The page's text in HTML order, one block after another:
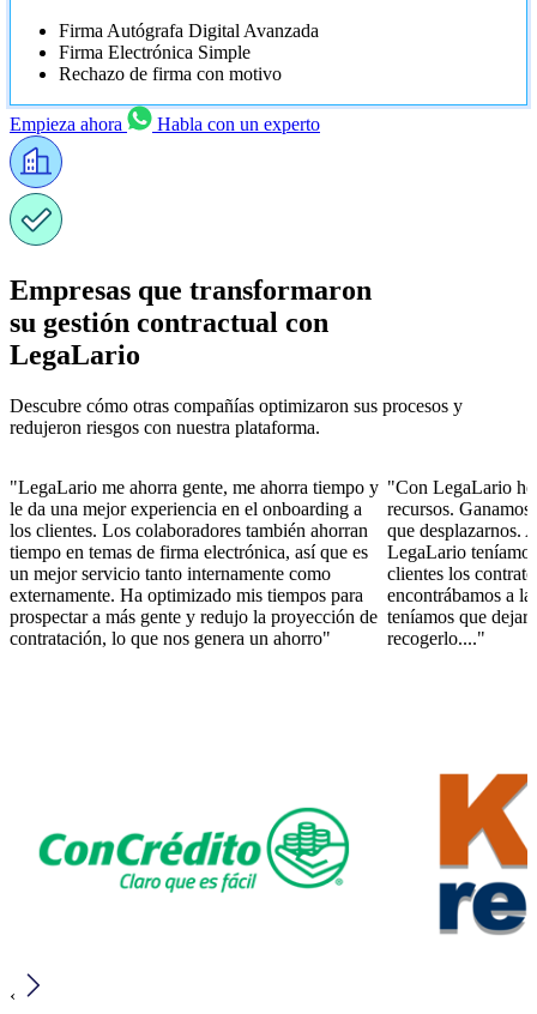
Firma Autógrafa Digital Avanzada
Firma Electrónica Simple
Rechazo de firma con motivo
Empieza ahora Habla con un experto
Empresas que transformaron
su gestión contractual con
LegaLario
Descubre cómo otras compañías optimizaron sus procesos y
redujeron riesgos con nuestra plataforma.
"LegaLario me ahorra gente, me ahorra tiempo y
le da una mejor experiencia en el onboarding a
los clientes. Los colaboradores también ahorran
tiempo en temas de firma electrónica, así que es
un mejor servicio tanto internamente como
externamente. Ha optimizado mis tiempos para
prospectar a más gente y redujo la proyección de
contratación, lo que nos genera un ahorro"
"Con LegaLario
recursos.
que desplazarnos.
LegaLario
clientes los
encontrábamos a
teníamos que dejar
recogerlo...."
‹